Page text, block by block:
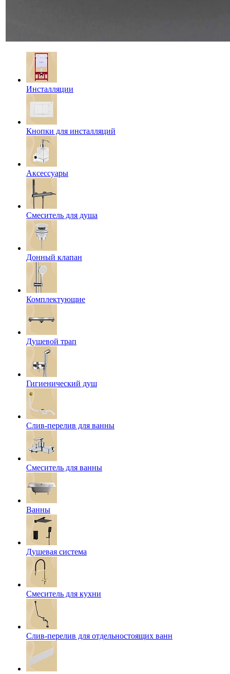
Инсталляции
Кнопки для инсталляций
Аксессуары
Смеситель для душа
Донный клапан
Комплектующие
Душевой трап
Гигиенический душ
Слив-перелив для ванны
Смеситель для ванны
Ванны
Душевая система
Смеситель для кухни
Слив-перелив для отдельностоящих ванн